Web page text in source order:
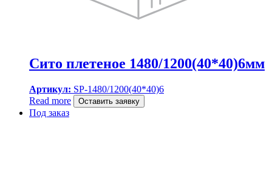
Сито плетеное 1480/1200(40*40)6мм
Артикул: SP-1480/1200(40*40)6
Read more
Оставить заявку
Под заказ